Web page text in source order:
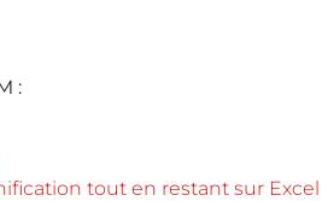
:
tout en restant sur Excel